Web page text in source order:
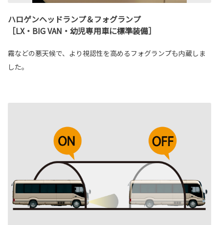
ハロゲンヘッドランプ＆フォグランプ
［LX・BIG VAN・幼児専用車に標準装備］
霧などの悪天候で、より視認性を高めるフォグランプも内蔵しま
した。